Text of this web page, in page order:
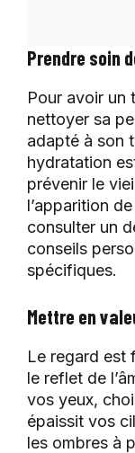
Prendre soin
Pour avoir un
nettoyer sa
adapté à son
hydratation
prévenir le
l’apparition
consulter un
conseils
spécifiques.
Mettre en
Le regard est
le reflet de
vos yeux,
épaissit vos
les ombres à